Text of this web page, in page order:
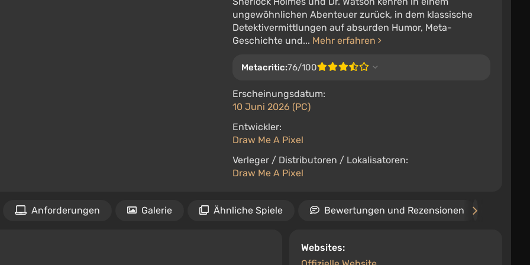
ungewöhnlichen Abenteuer zurück, in dem klassische
Detektivermittlungen auf absurden Humor, Meta-
Geschichte und... Mehr erfahren
Metacritic:76/100
Erscheinungsdatum:
10 Juni 2026 (PC)
Entwickler:
Draw Me A Pixel
Verleger / Distributoren / Lokalisatoren:
Draw Me A Pixel
Anforderungen Galerie Ähnliche Spiele Bewertungen und Rezensionen
Websites: